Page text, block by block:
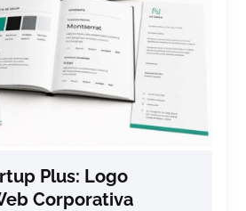
Plus: Logo
Corporativa